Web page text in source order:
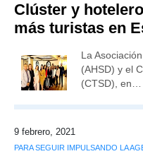
Clúster y
más turistas en
La
(AHSD) y el
(CTSD), en…
9 febrero, 2021
PARA SEGUIR IMPULSANDO LA